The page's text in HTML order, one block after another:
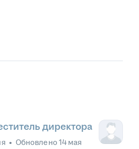
директора
• Обновлено 14 мая